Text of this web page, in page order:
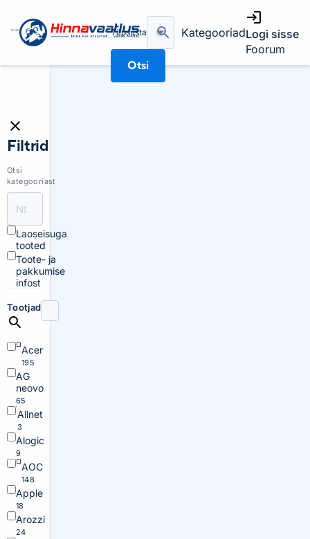
Täpsusta
Otsi
KategooriadLogi sisse
Foorum
Filtrid
Otsi
kategooriast
Laoseisuga
tooted
Toote- ja
pakkumise
infost
Tootjad
Acer
195
AG
neovo
65
Allnet
3
Alogic
9
AOC
148
Apple
18
Arozzi
24